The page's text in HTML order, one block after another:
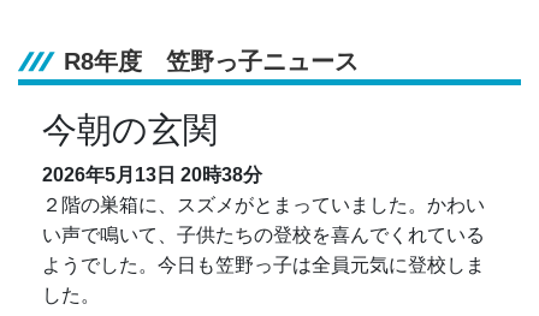
R8年度 笠野っ子ニュース
今朝の玄関
2026年5月13日 20時38分
２階の巣箱に、スズメがとまっていました。かわい
い声で鳴いて、子供たちの登校を喜んでくれている
ようでした。今日も笠野っ子は全員元気に登校しま
した。